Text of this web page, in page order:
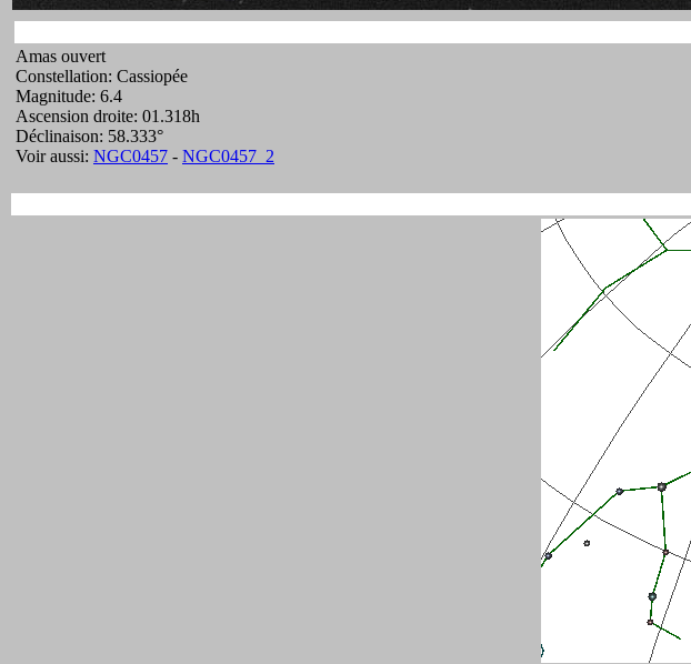
Amas ouvert
Constellation: Cassiopée
Magnitude: 6.4
Ascension droite: 01.318h
Déclinaison: 58.333°
Voir aussi: NGC0457 - NGC0457_2